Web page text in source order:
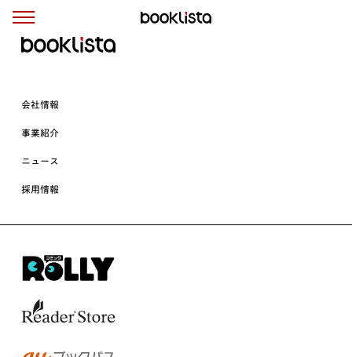
会社情報
事業紹介
ニュース
採用情報